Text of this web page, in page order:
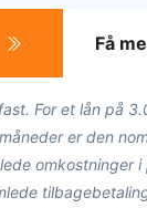
Få
For et lån på
er den
omkostninger